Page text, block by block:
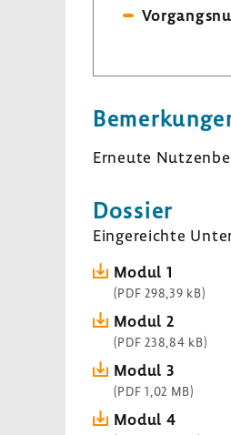
Erneute
Dossier
Einge­reichte
Modul 1
(PDF 298,39 kB)
Modul 2
(PDF 238,84 kB)
Modul 3
(PDF 1,02 MB)
Modul 4